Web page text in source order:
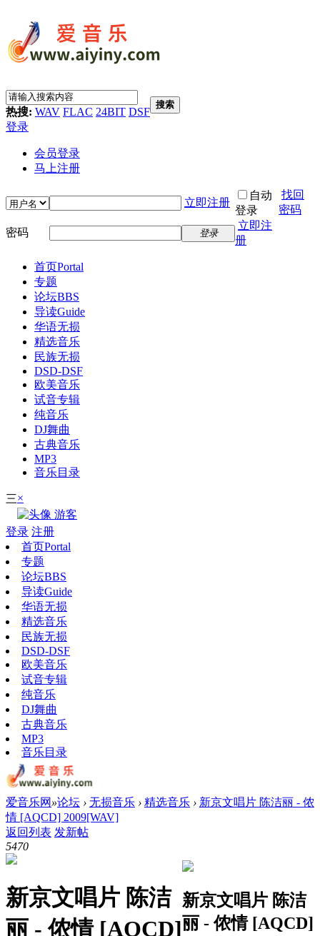
热搜: WAV FLAC 24BIT DSF
搜索
登录
会员登录
马上注册
立即注册
自动
登录
找回
密码
密码
登录
立即注
册
首页Portal
专题
论坛BBS
导读Guide
华语无损
精选音乐
民族无损
DSD-DSF
欧美音乐
试音专辑
纯音乐
DJ舞曲
古典音乐
MP3
音乐目录
三×
游客
登录 注册
首页Portal
专题
论坛BBS
导读Guide
华语无损
精选音乐
民族无损
DSD-DSF
欧美音乐
试音专辑
纯音乐
DJ舞曲
古典音乐
MP3
音乐目录
爱音乐网 »论坛 › 无损音乐 › 精选音乐 › 新京文唱片 陈洁丽 - 侬
情 [AQCD] 2009[WAV]
返回列表 发新帖
5470
新京文唱片 陈洁
丽 - 侬情 [AQCD]
新京文唱片 陈洁
丽 - 侬情 [AQCD]